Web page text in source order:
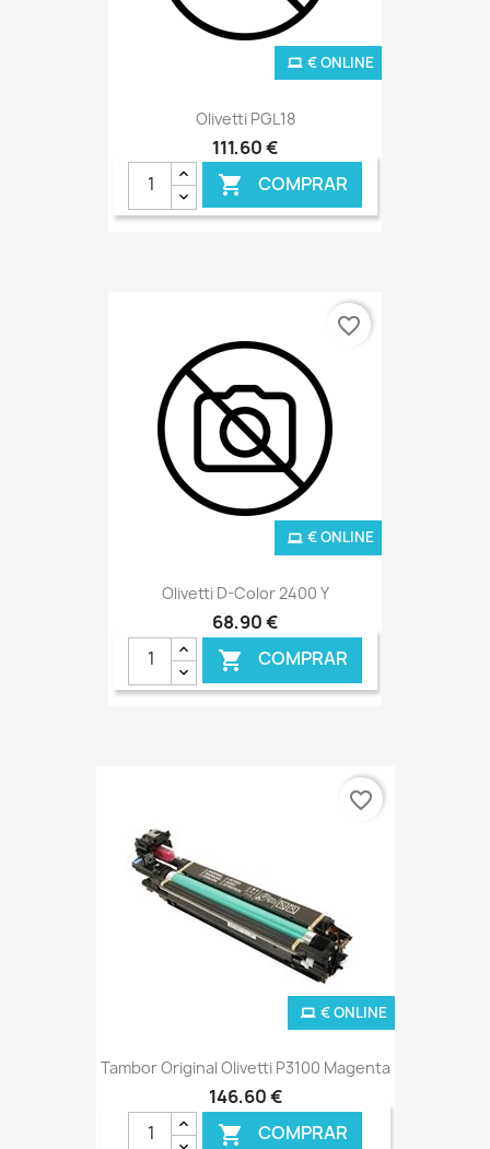
Olivetti PGL18
111,60 €
 COMPRAR
€ ONLINE
Olivetti D-Color 2400 Y
68,90 €
 COMPRAR
€ ONLINE
favorite_border
Tambor Original Olivetti P3100 Magenta
146,60 €
 COMPRAR
€ ONLINE
favorite_border